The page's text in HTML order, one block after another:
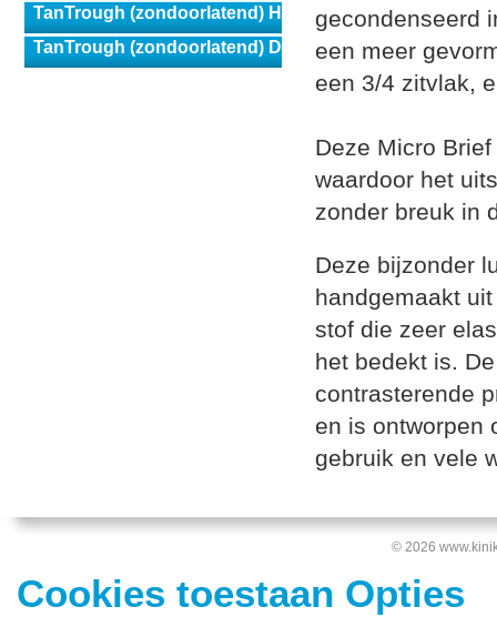
TanTrough (zondoorlatend) Heren
TanTrough (zondoorlatend) Dames
gecondenseerd
een meer
een 3/4 zitvlak,
Deze Micro
waardoor het
zonder breuk in
Deze bijzonder
handgemaakt
stof die zeer
het bedekt is.
contrasterende
en is ontworpen
gebruik en vele
© 2026
Cookies toestaan Opties